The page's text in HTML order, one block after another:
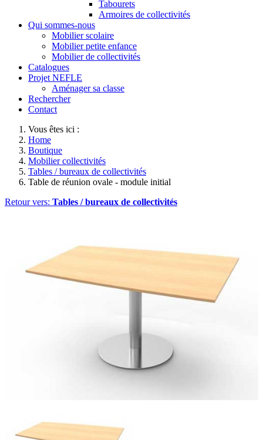
Tabourets
Armoires de collectivités
Qui sommes-nous
Mobilier scolaire
Mobilier petite enfance
Mobilier de collectivités
Catalogues
Projet NEFLE
Aménager sa classe
Rechercher
Contact
Vous êtes ici :
Home
Boutique
Mobilier collectivités
Tables / bureaux de collectivités
Table de réunion ovale - module initial
Retour vers: Tables / bureaux de collectivités